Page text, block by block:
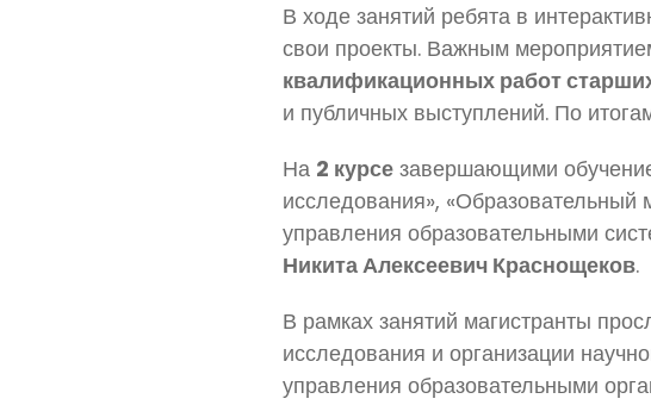
В ходе занятий ребята в
свои проекты. Важным
квалификационных работ
и публичных выступлений. По
На 2 курсе завершающими
исследования»,
управления образовательными
Никита Алексеевич Краснощеков.
В рамках занятий магистранты
исследования и организации
управления образовательными